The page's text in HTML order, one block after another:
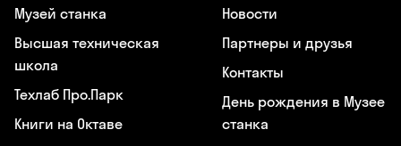
Музей станка
Высшая техническая
школа
Техлаб Про.Парк
Книги на Октаве
Новости
Партнеры и друзья
Контакты
День рождения в Музее
станка